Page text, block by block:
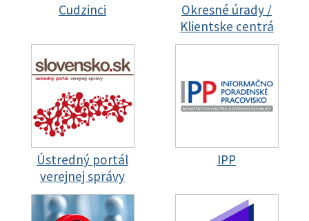
Cudzinci
Okresné úrady /
Klientske centrá
Ústredný portál
verejnej správy
IPP